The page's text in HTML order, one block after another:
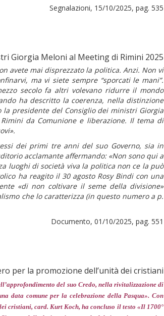
Segnalazioni, 15/10/2025, pag. 535
Giorgia Meloni al Meeting di Rimini 2025
avete mai disprezzato la politica. Anzi. Non vi
ma vi siete sempre “sporcati le mani”.
secolo fa altri volevano ridurre il mondo
ha descritto la coerenza, nella distinzione
la presidente del Consiglio dei ministri Giorgia
da Comunione e liberazione. Il tema di
dei primi tre anni del suo Governo, sia in
acclamante affermando:«Non sono qui a
luoghi di società viva la politica non ce la può
ha reagito il 30 agosto Rosy Bindi con una
«di non coltivare il seme della divisione»
che lo caratterizza (in questo numero a p.
Documento, 01/10/2025, pag. 551
per la promozione dell’unità dei cristiani
del suo Credo, nella rivitalizzazione di
data comune per la celebrazione della Pasqua». Con
cristiani, card. Kurt Koch, ha concluso il testo «Il 1700°